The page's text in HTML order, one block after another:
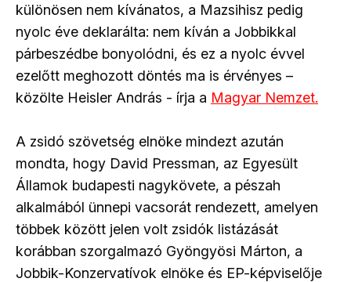
különösen nem kívánatos, a Mazsihisz pedig
nyolc éve deklarálta: nem kíván a Jobbikkal
párbeszédbe bonyolódni, és ez a nyolc évvel
ezelőtt meghozott döntés ma is érvényes –
közölte Heisler András - írja a Magyar Nemzet.
A zsidó szövetség elnöke mindezt azután
mondta, hogy David Pressman, az Egyesült
Államok budapesti nagykövete, a pészah
alkalmából ünnepi vacsorát rendezett, amelyen
többek között jelen volt zsidók listázását
korábban szorgalmazó Gyöngyösi Márton, a
Jobbik-Konzervatívok elnöke és EP-képviselője